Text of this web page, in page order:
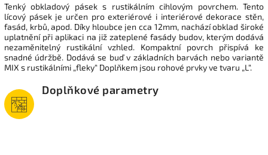
Tenký obkladový pásek s rustikálním cihlovým povrchem. Tento
lícový pásek je určen pro exteriérové i interiérové dekorace stěn,
fasád, krbů, apod. Díky hloubce jen cca 12mm, nachází obklad široké
uplatnění při aplikaci na již zateplené fasády budov, kterým dodává
nezaměnitelný rustikální vzhled. Kompaktní povrch přispívá ke
snadné údržbě. Dodává se buď v základních barvách nebo variantě
MIX s rustikálními „fleky“ Doplňkem jsou rohové prvky ve tvaru „L“.
Doplňkové parametry